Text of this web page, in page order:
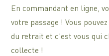
En commandant en ligne,
votre passage ! Vous
du retrait et c'est vous qui
collecte !